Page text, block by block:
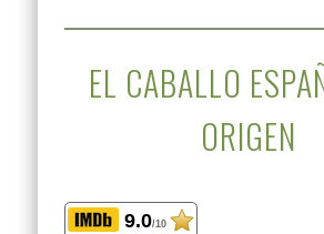
EL CABALLO
ORIGEN
9.0/10